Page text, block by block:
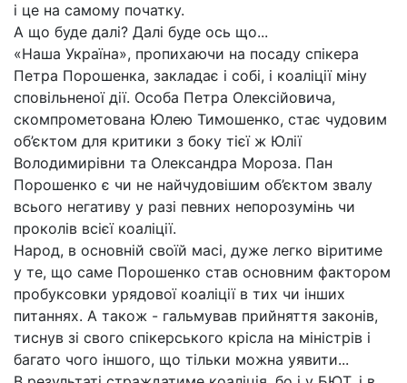
і це на самому початку.
А що буде далі? Далі буде ось що...
«Наша Україна», пропихаючи на посаду спікера
Петра Порошенка, закладає і собі, і коаліції міну
сповільненої дії. Особа Петра Олексійовича,
скомпрометована Юлею Тимошенко, стає чудовим
об’єктом для критики з боку тієї ж Юлії
Володимирівни та Олександра Мороза. Пан
Порошенко є чи не найчудовішим об’єктом звалу
всього негативу у разі певних непорозумінь чи
проколів всієї коаліції.
Народ, в основній своїй масі, дуже легко віритиме
у те, що саме Порошенко став основним фактором
пробуксовки урядової коаліції в тих чи інших
питаннях. А також - гальмував прийняття законів,
тиснув зі свого спікерського крісла на міністрів і
багато чого іншого, що тільки можна уявити...